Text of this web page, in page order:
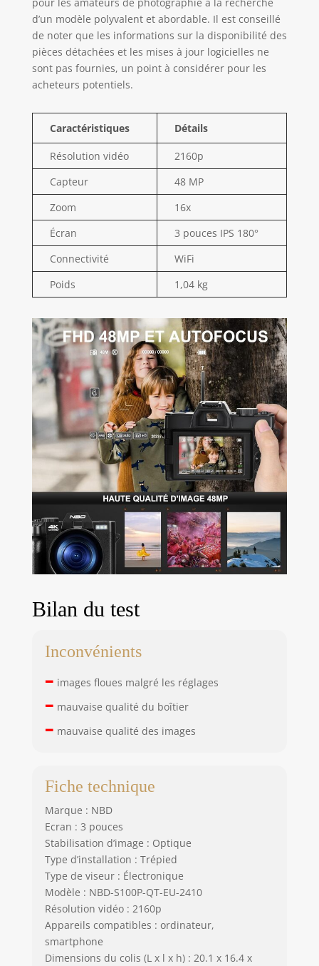
"caméra PC" pour
le chat vidéo et le
streaming en
direct. Pour la
lecture sur un
en charge la sortie
non inclus) pour
une connexion
directe à un
téléviseur HD.
Caméra de
vlogging avec 2
modes de charge
et carte TF de 32
Go : cette caméra
vidéo numérique
deux batteries Li-
ion de 1500 mAh
qui prennent en
charge
l'enregistrement
pendant la charge,
ce qui permet une
utilisation continue
avec un bloc
d'alimentation ou
une banque
d'alimentation. Le
chargeur de
batterie innovant
sert également de
station de charge.
L'appareil photo
avec accessoires】
Cet appareil photo
conçu pour les
x carte TF de 32
Go, 1 x câble USB,
lithium-ion
rechargeables, 1 x
d'utilisation et 1 x
microphone et 1 x
pour les amateurs de photographie à la recherche
d’un modèle polyvalent et abordable. Il est conseillé
de noter que les informations sur la disponibilité des
pièces détachées et les mises à jour logicielles ne
sont pas fournies, un point à considérer pour les
acheteurs potentiels.
Caractéristiques Détails
Résolution vidéo
2160p
Capteur
48 MP
Zoom
16x
Écran
3 pouces IPS 180°
Connectivité
WiFi
Poids
1,04 kg
Bilan du test
Inconvénients
– images floues malgré les réglages
– mauvaise qualité du boîtier
– mauvaise qualité des images
Fiche technique
Marque : NBD
Ecran : 3 pouces
Stabilisation d’image : Optique
Type d’installation : Trépied
Type de viseur : Électronique
Modèle : NBD-S100P-QT-EU-2410
Résolution vidéo : 2160p
Appareils compatibles : ordinateur,
smartphone
Dimensions du colis (L x l x h) : 20.1 x 16.4 x